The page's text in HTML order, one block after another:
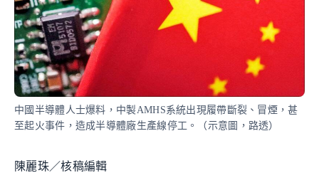
中國半導體人士爆料，中製AMHS系統出現履帶斷裂、冒煙，甚
至起火事件，造成半導體廠生產線停工。（示意圖，路透）
陳麗珠／核稿編輯